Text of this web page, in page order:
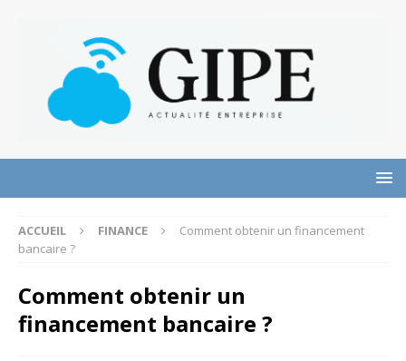
ACCUEIL FINANCE
Comment obtenir un financement
bancaire ?
Comment obtenir un
financement bancaire ?